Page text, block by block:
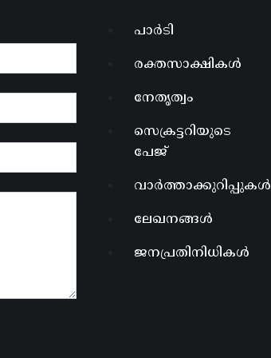
പാർടി
രക്തസാക്ഷികൾ
നേതൃത്വം
സെക്രട്ടറിയുടെ
പേജ്
വാർത്താക്കുറിപ്പുകൾ
ലേഖനങ്ങൾ
ജനപ്രതിനിധികൾ